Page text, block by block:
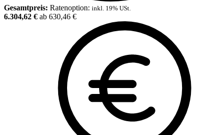
Gesamtpreis: Ratenoption: inkl. 19% USt.
6.304,62 € ab 630,46 €